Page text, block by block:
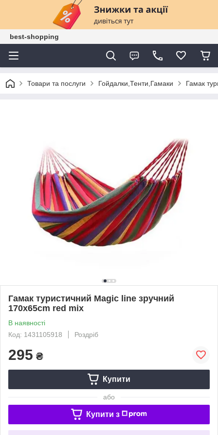
best-shopping
Товари та послуги Гойдалки,Тенти,Гамаки Гамак
Гамак туристичний Magic line зручний
170x65cm red mix
В наявності
Код: 1431105918
Роздріб
295 ₴
Купити
або
Купити з